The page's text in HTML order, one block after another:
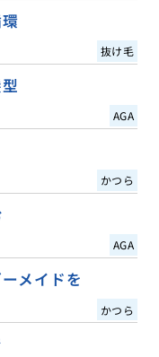
抜け毛
AGA
かつら
AGA
メイドを
かつら